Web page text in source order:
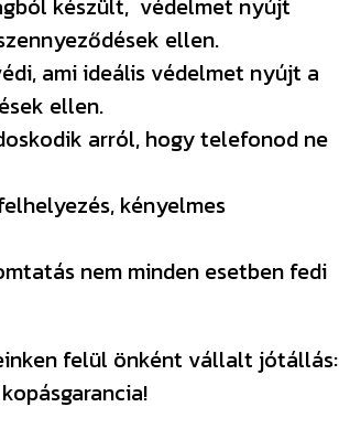
ellen.
ami ideális védelmet nyújt a
ellen.
arról, hogy telefonod ne
kényelmes
nem minden esetben fedi
felül önként vállalt jótállás: